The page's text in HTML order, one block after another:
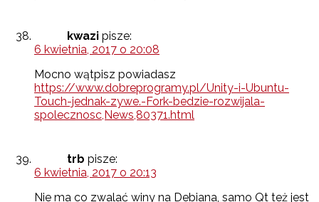
kwazi pisze:
6 kwietnia, 2017 o 20:08
Mocno wątpisz powiadasz
https://www.dobreprogramy.pl/Unity-i-Ubuntu-
Touch-jednak-zywe.-Fork-bedzie-rozwijala-
spolecznosc,News,80371.html
trb pisze:
6 kwietnia, 2017 o 20:13
Nie ma co zwalać winy na Debiana, samo Qt też jest